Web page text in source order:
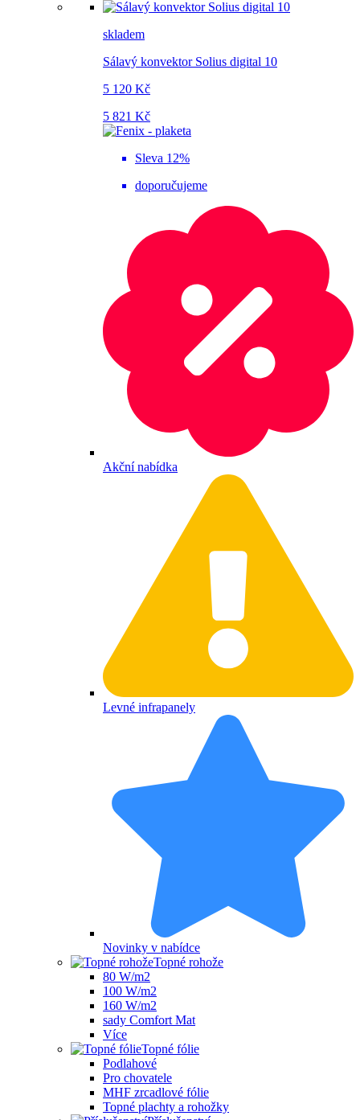
skladem
Sálavý konvektor Solius digital 10
5 120 Kč
5 821 Kč
Sleva 12%
doporučujeme
Akční nabídka
Levné infrapanely
Novinky v nabídce
Topné rohože
80 W/m2
100 W/m2
160 W/m2
sady Comfort Mat
Více
Topné fólie
Podlahové
Pro chovatele
MHF zrcadlové fólie
Topné plachty a rohožky